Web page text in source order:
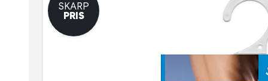
SKARP
PRIS